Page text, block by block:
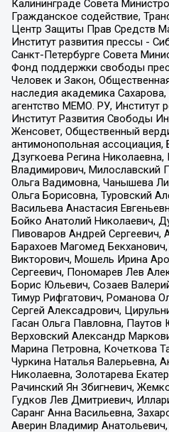
Калининграде Совета
Гражданское содействие,
Центр Защиты Прав Средств
Институт развития прессы -
Санкт-Петербурге Совета
Фонд поддержки свободы
Человек и Закон,
наследия академика
агентство МЕМО. РУ, Институт
Институт Развития Свободы
Женсовет, Общественный
антимонопольная
Дзугкоева Регина Николаевна,
Владимирович,
Ольга Вадимовна, Чанышева
Ольга Борисовна, Туровский
Васильева Анастасия
Бойко Анатолий Николаевич,
Пивоваров Андрей Сергеевич,
Барахоев Магомед
Викторович, Мошель Ирина
Сергеевич, Пономарев Лев
Борис Юльевич, Созаев
Тимур Рифгатович, Романова
Сергей Алексадрович,
Гасан Ольга Павловна, Паутов
Верховский Александр
Марина Петровна, Кочеткова
Чуркина Наталья Валерьевна,
Николаевна, Золотарева
Рачинский Ян Збигневич,
Гудков Лев Дмитриевич,
Саранг Анна Васильевна,
Аверин Владимир